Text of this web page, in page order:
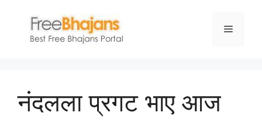
content
Menu
नंदलला प्रगट भाए आज